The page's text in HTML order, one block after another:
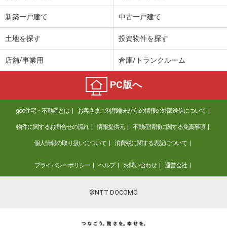
新築一戸建て 中古一戸建て
土地を探す 投資物件を探す
店舗/事業用 倉庫/トランクルーム
PC版へ
goo住宅・不動産とは お客さまご利用端末からの情報の外部送信について
物件に関するお問合せの流れ 情報提供元 不動産情報に関する免責事項
個人情報の取り扱いについて 消費税に関する表記について
プライバシーポリシー ヘルプ お問い合わせ 運営会社
©NTT DOCOMO